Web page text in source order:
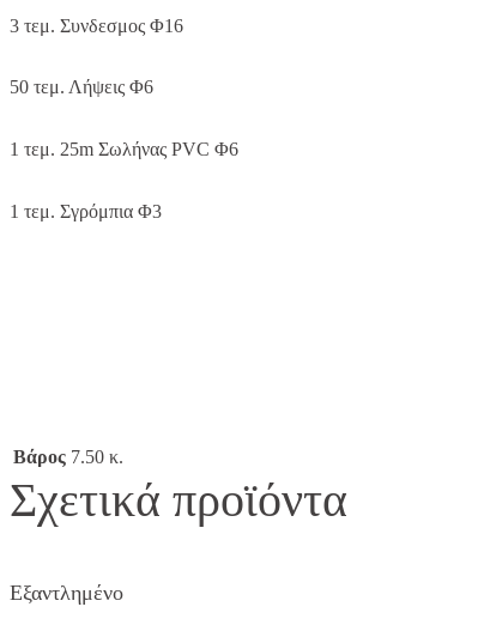
3 τεμ. Συνδεσμος Φ16
50 τεμ. Λήψεις Φ6
1 τεμ. 25m Σωλήνας PVC Φ6
1 τεμ. Σγρόμπια Φ3
Βάρος 7.50 κ.
Σχετικά προϊόντα
Εξαντλημένο